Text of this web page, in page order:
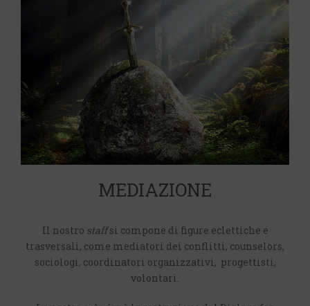
MEDIAZIONE
Il nostro staffsi compone di figure eclettiche e
trasversali, come mediatori dei conflitti, counselors,
sociologi, coordinatori organizzativi, progettisti,
volontari.